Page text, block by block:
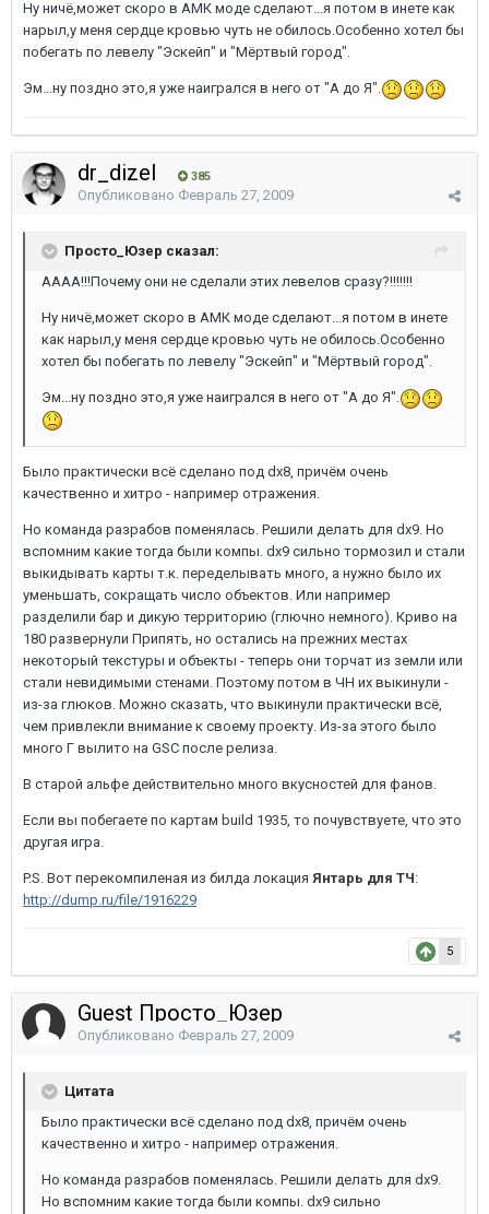
Ну ничё,может скоро в АМК моде сделают...я потом в инете как
нарыл,у меня сердце кровью чуть не обилось.Особенно хотел бы
побегать по левелу "Эскейп" и "Мёртвый город".
Эм...ну поздно это,я уже наигрался в него от "А до Я".
dr_dizel 385
Опубликовано Февраль 27, 2009
Просто_Юзер сказал:
АААА!!!Почему они не сделали этих левелов сразу?!!!!!!!
Ну ничё,может скоро в АМК моде сделают...я потом в инете
как нарыл,у меня сердце кровью чуть не обилось.Особенно
хотел бы побегать по левелу "Эскейп" и "Мёртвый город".
Эм...ну поздно это,я уже наигрался в него от "А до Я".
Было практически всё сделано под dx8, причём очень
качественно и хитро - например отражения.
Но команда разрабов поменялась. Решили делать для dx9. Но
вспомним какие тогда были компы. dx9 сильно тормозил и стали
выкидывать карты т.к. переделывать много, а нужно было их
уменьшать, сокращать число объектов. Или например
разделили бар и дикую территорию (глючно немного). Криво на
180 развернули Припять, но остались на прежних местах
некоторый текстуры и объекты - теперь они торчат из земли или
стали невидимыми стенами. Поэтому потом в ЧН их выкинули -
из-за глюков. Можно сказать, что выкинули практически всё,
чем привлекли внимание к своему проекту. Из-за этого было
много Г вылито на GSC после релиза.
В старой альфе действительно много вкусностей для фанов.
Если вы побегаете по картам build 1935, то почувствуете, что это
другая игра.
P.S. Вот перекомпиленая из билда локация Янтарь для ТЧ:
http://dump.ru/file/1916229
5
Guest Просто_Юзер
Опубликовано Февраль 27, 2009
Цитата
Было практически всё сделано под dx8, причём очень
качественно и хитро - например отражения.
Но команда разрабов поменялась. Решили делать для dx9.
Но вспомним какие тогда были компы. dx9 сильно